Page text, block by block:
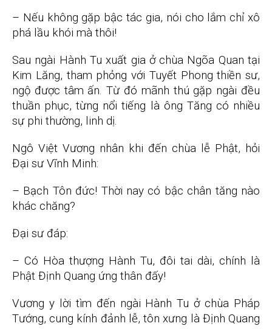
– Nếu không gặp bậc tác gia, nói cho lắm chỉ xô
phá lầu khói mà thôi!
Sau ngài Hành Tu xuất gia ở chùa Ngõa Quan tại
Kim Lăng, tham phỏng với Tuyết Phong thiền sư,
ngộ được tâm ấn. Từ đó mãnh thú gặp ngài đều
thuần phục, từng nổi tiếng là ông Tăng có nhiều
sự phi thường, linh dị.
Ngô Việt Vương nhân khi đến chùa lễ Phật, hỏi
Đại sư Vĩnh Minh:
– Bạch Tôn đức! Thời nay có bậc chân tăng nào
khác chăng?
Đại sư đáp:
– Có Hòa thượng Hành Tu, đôi tai dài, chính là
Phật Định Quang ứng thân đấy!
Vương y lời tìm đến ngài Hành Tu ở chùa Pháp
Tướng, cung kính đảnh lễ, tôn xưng là Định Quang